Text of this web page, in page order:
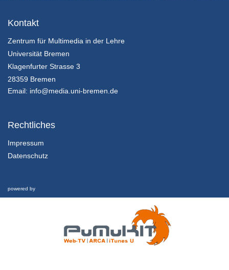
25/07/2018
Innovation in Zahlen
Kontakt
Zentrum für Multimedia in der Lehre
Universität Bremen
Klagenfurter Strasse 3
28359 Bremen
Email: info@media.uni-bremen.de
Rechtliches
Impressum
Datenschutz
powered by